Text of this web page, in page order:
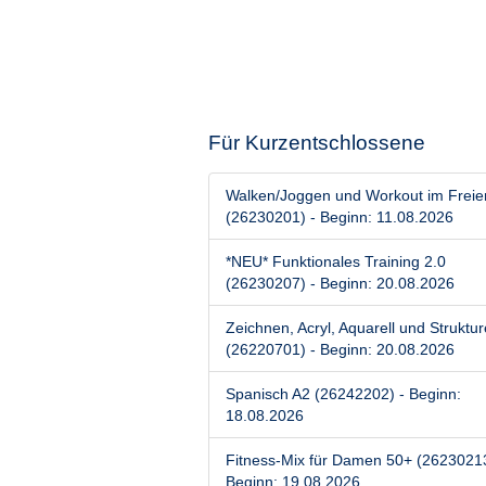
Für Kurzentschlossene
Walken/Joggen und Workout im
(26230201) - Beginn: 11.08.2026
*NEU* Funktionales Training 2.0
(26230207) - Beginn: 20.08.2026
Zeichnen, Acryl, Aquarell und
(26220701) - Beginn: 20.08.2026
Spanisch A2 (26242202) - Beginn:
18.08.2026
Fitness-Mix für Damen 50+
Beginn: 19.08.2026